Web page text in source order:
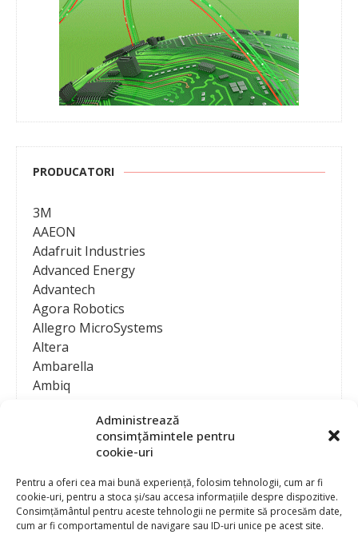
Administrează
consimțămintele pentru
cookie-uri
Pentru a oferi cea mai bună experiență, folosim tehnologii, cum ar fi
cookie-uri, pentru a stoca și/sau accesa informațiile despre dispozitive.
Consimțământul pentru aceste tehnologii ne permite să procesăm date,
cum ar fi comportamentul de navigare sau ID-uri unice pe acest site.
PRODUCATORI
3M
AAEON
Adafruit Industries
Advanced Energy
Advantech
Agora Robotics
Allegro MicroSystems
Altera
Ambarella
Ambiq
Analog Devices
Anritsu Corporation
Ansys
APS
Arduino